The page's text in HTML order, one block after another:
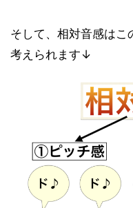
そして、相対音感はこ
考えられます↓